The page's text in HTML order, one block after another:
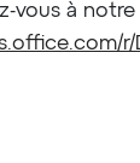
vous à
r/